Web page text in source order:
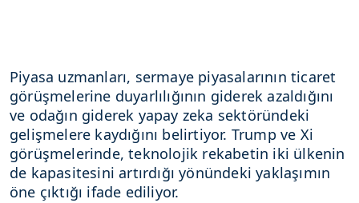
Piyasa uzmanları, sermaye piyasalarının ticaret
görüşmelerine duyarlılığının giderek azaldığını
ve odağın giderek yapay zeka sektöründeki
gelişmelere kaydığını belirtiyor. Trump ve Xi
görüşmelerinde, teknolojik rekabetin iki ülkenin
de kapasitesini artırdığı yönündeki yaklaşımın
öne çıktığı ifade ediliyor.